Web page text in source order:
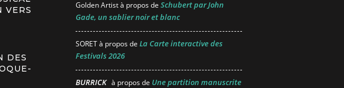
VERS
DES
Golden Artistà propos de Schubert par John
Gade, un sablier noir et blanc
SORETà propos de La Carte interactive des
Festivals 2026
BURRICK à propos de Une partition manuscrite